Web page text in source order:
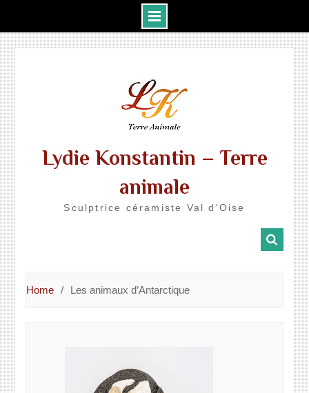
Lydie Konstantin – Terre
animale
Sculptrice céramiste Val d'Oise
Home Les animaux d’Antarctique